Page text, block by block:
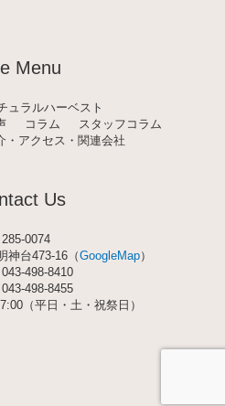
a
m
Menu
ュラルハーベスト
コラム
スタッフコラム
・アクセス・関連会社
Us
0074
神台473-16（GoogleMap）
043-498-8410
498-8455
（平日・土・祝祭日）